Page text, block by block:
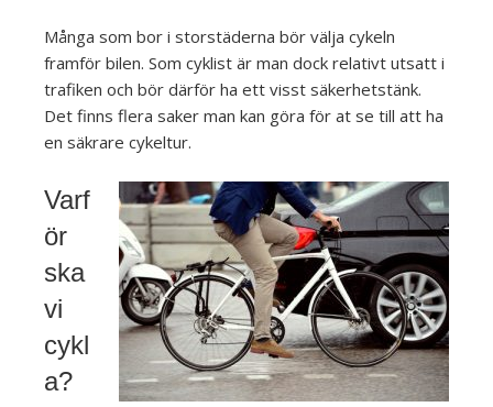
Många som bor i storstäderna bör välja cykeln
framför bilen. Som cyklist är man dock relativt utsatt i
trafiken och bör därför ha ett visst säkerhetstänk.
Det finns flera saker man kan göra för at se till att ha
en säkrare cykeltur.
Varf
ör
ska
vi
cykl
a?